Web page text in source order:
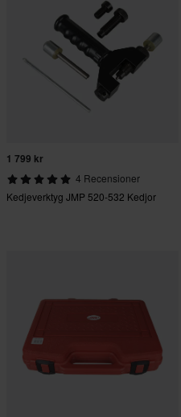
1 799 kr
4 Recensioner
Kedjeverktyg JMP 520-532 Kedjor